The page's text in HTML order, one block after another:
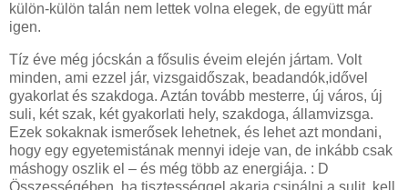
külön-külön talán nem lettek volna elegek, de együtt már
igen.
Tíz éve még jócskán a fősulis éveim elején jártam. Volt
minden, ami ezzel jár, vizsgaidőszak, beadandók,idővel
gyakorlat és szakdoga. Aztán tovább mesterre, új város, új
suli, két szak, két gyakorlati hely, szakdoga, államvizsga.
Ezek sokaknak ismerősek lehetnek, és lehet azt mondani,
hogy egy egyetemistának mennyi ideje van, de inkább csak
máshogy oszlik el – és még több az energiája. : D
Összességében, ha tisztességgel akarja csinálni a sulit, kell